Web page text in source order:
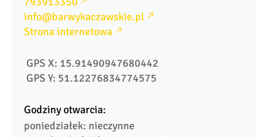
info@barwykaczawskie.pl
Strona internetowa
GPS X: 15.91490947680442
GPS Y: 51.12276834774575
Godziny otwarcia:
poniedziałek: nieczynne